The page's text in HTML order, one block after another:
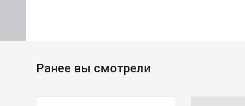
Ранее вы смотрели